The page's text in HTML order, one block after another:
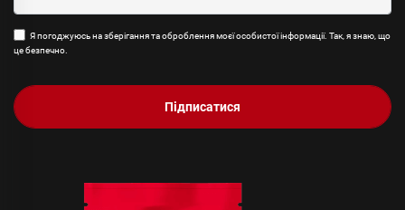
Я погоджуюсь на зберігання та оброблення моєї особистої інформації. Так, я знаю, що
це безпечно.
Підписатися